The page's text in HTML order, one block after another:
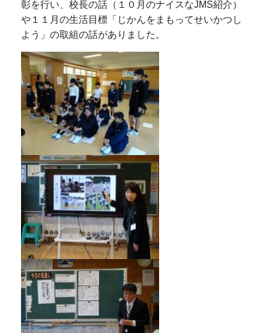
彰を行い、校長の話（１０月のナイスなJMS紹介）
や１１月の生活目標「じかんをまもってせいかつし
よう」の取組の話がありました。